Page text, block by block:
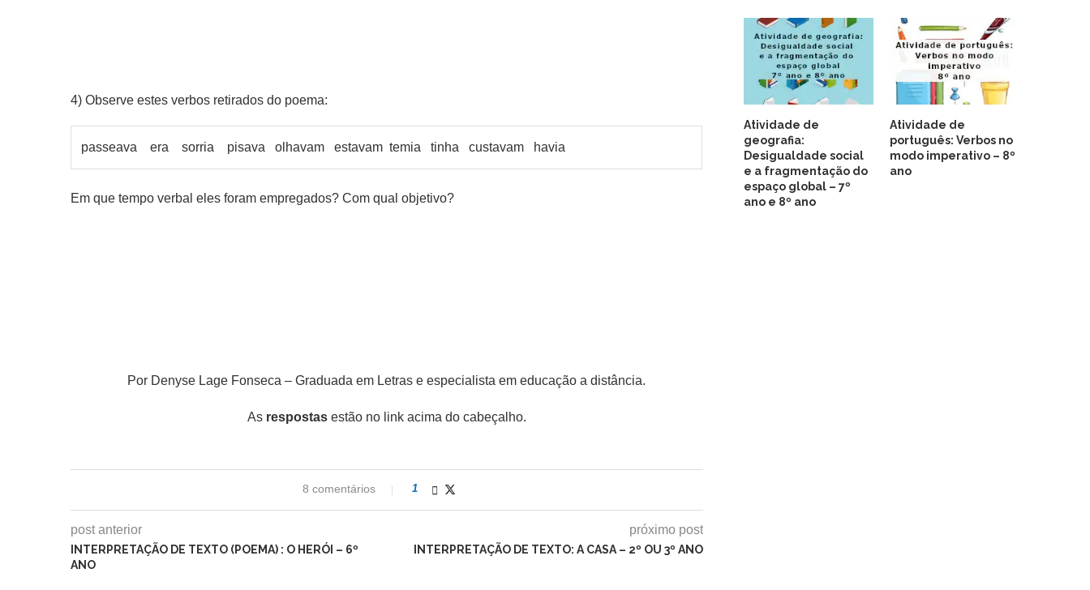
4) Observe estes verbos retirados do poema:
passeava era sorria pisava olhavam estavam temia tinha custavam havia
Em que tempo verbal eles foram empregados? Com qual objetivo?
Por Denyse Lage Fonseca – Graduada em Letras e especialista em educação a distância.
As respostas estão no link acima do cabeçalho.
8 comentários 1
post anterior
INTERPRETAÇÃO DE TEXTO (POEMA) : O HERÓI – 6º
ANO
próximo post
INTERPRETAÇÃO DE TEXTO: A CASA – 2º OU 3º ANO
Atividade de
geografia:
Desigualdade social
e a fragmentação do
espaço global – 7º
ano e 8º ano
Atividade de
português: Verbos no
modo imperativo – 8º
ano